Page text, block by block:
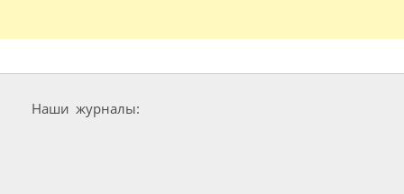
Наши журналы: